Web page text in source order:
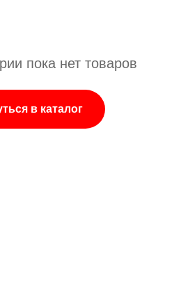
пока нет товаров
в каталог